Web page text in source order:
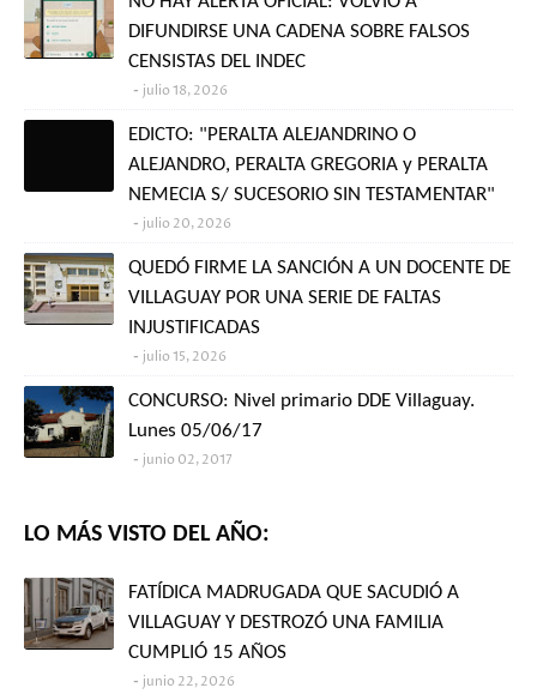
DIFUNDIRSE UNA CADENA SOBRE FALSOS
CENSISTAS DEL INDEC
julio 18, 2026
EDICTO: "PERALTA ALEJANDRINO O
ALEJANDRO, PERALTA GREGORIA y PERALTA
NEMECIA S/ SUCESORIO SIN TESTAMENTAR"
julio 20, 2026
QUEDÓ FIRME LA SANCIÓN A UN DOCENTE DE
VILLAGUAY POR UNA SERIE DE FALTAS
INJUSTIFICADAS
julio 15, 2026
CONCURSO: Nivel primario DDE Villaguay.
Lunes 05/06/17
junio 02, 2017
LO MÁS VISTO DEL AÑO:
FATÍDICA MADRUGADA QUE SACUDIÓ A
VILLAGUAY Y DESTROZÓ UNA FAMILIA
CUMPLIÓ 15 AÑOS
junio 22, 2026